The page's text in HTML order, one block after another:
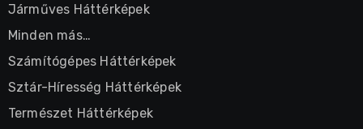
Járműves Háttérképek
Minden más…
Számítógépes Háttérképek
Sztár-Híresség Háttérképek
Természet Háttérképek